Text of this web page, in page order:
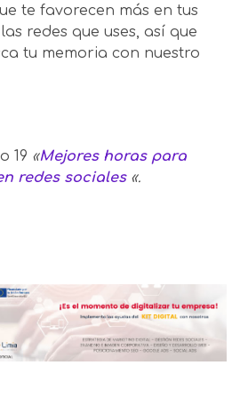
te favorecen más en tus
redes que uses, así que
tu memoria con nuestro
19 «Mejores horas para
redes sociales «.